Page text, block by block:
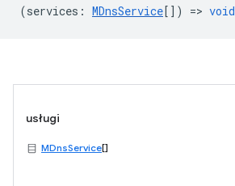
(services : MDnsService[]) => void
usługi
MDnsService[]